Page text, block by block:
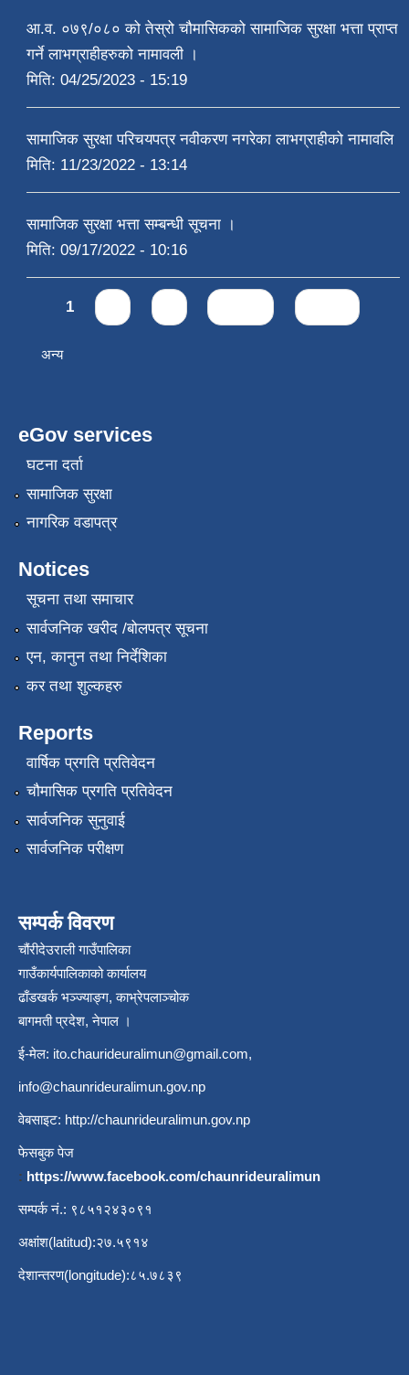
आ.व. ०७९/०८० को तेस्रो चौमासिकको सामाजिक सुरक्षा भत्ता प्राप्त
गर्ने लाभग्राहीहरुको नामावली ।
मिति: 04/25/2023 - 15:19
सामाजिक सुरक्षा परिचयपत्र नवीकरण नगरेका लाभग्राहीको नामावलि
मिति: 11/23/2022 - 13:14
सामाजिक सुरक्षा भत्ता सम्बन्धी सूचना ।
मिति: 09/17/2022 - 10:16
Pages
1
अन्य
eGov services
घटना दर्ता
सामाजिक सुरक्षा
नागरिक वडापत्र
Notices
सूचना तथा समाचार
सार्वजनिक खरीद /बोलपत्र सूचना
एन, कानुन तथा निर्देशिका
कर तथा शुल्कहरु
Reports
वार्षिक प्रगति प्रतिवेदन
चौमासिक प्रगति प्रतिवेदन
सार्वजनिक सुनुवाई
सार्वजनिक परीक्षण
सम्पर्क विवरण
चौंरीदेउराली गाउँपालिका
गाउँकार्यपालिकाको कार्यालय
ढाँडखर्क भञ्ज्याङ्ग, काभ्रेपलाञ्‍चोक
बागमती प्रदेश, नेपाल ।
ई-मेल: ito.chaurideuralimun@gmail.com,
info@chaunrideuralimun.gov.np
वेबसाइट: http://chaunrideuralimun.gov.np
फेसबुक पेज
: https://www.facebook.com/chaunrideuralimun
सम्पर्क नं.: ९८५१२४३०९१
अक्षांश(latitud):२७.५९१४
देशान्तरण(longitude):८५.७८३९